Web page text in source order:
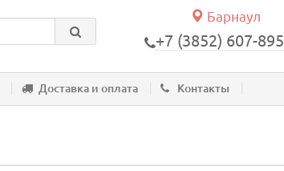
Барнаул
+7 (3852) 607-895
Доставка и оплата Контакты